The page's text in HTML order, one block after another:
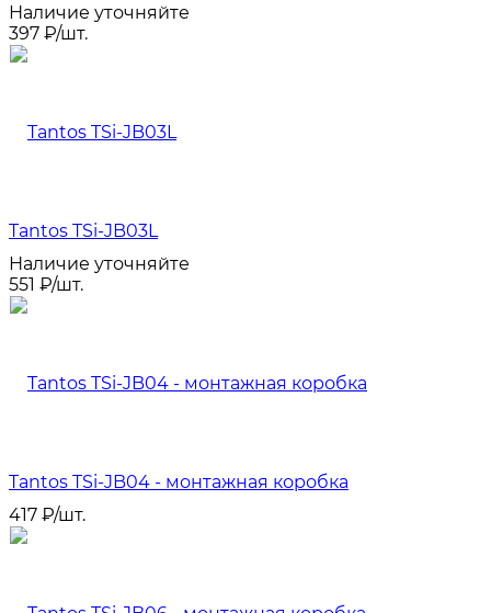
Наличие уточняйте
397 ₽/шт.
Tantos TSi-JB03L
Наличие уточняйте
551 ₽/шт.
Tantos TSi-JB04 - монтажная коробка
417 ₽/шт.